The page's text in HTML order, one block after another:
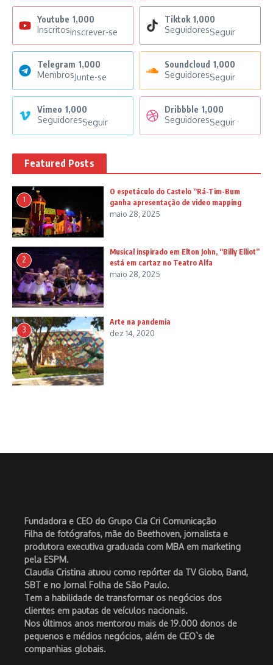
Youtube 1,000
InscritosInscrever-se
Tiktok 1,000
SeguidoresSeguir
Telegram 1,000
MembrosJunte-se
Soundcloud 1,000
SeguidoresSeguir
Vimeo 1,000
SeguidoresSeguir
Dribbble 1,000
SeguidoresSeguir
Featured Posts
1
O espetáculo do Castelo “Rá-Tim-Bum
ganha apresentação de video mapping
maio 28, 2025
2
Musical inspirado em Elton John, “Billy Elliot”
está em cartaz no Teatro Alfa
maio 28, 2025
3
Arte na pandemia
dez 14, 2020
Fundadora e CEO do Grupo Cla Cri Comunicação
Filha de fotógrafos, mãe do Beethoven, jornalista e
produtora executiva graduada com MBA em marketing
pela ESPM.
Claudia Cristina atuou como repórter da TV Globo, Band,
SBT e no Jornal Folha de São Paulo.
Tem a habilidade de transformar os negócios dos
clientes em pautas de veículos nacionais.
Nos últimos anos mentorou mais de 19.000 donos de
pequenos e médios negócios, além de CEO`s de
companhias globais.